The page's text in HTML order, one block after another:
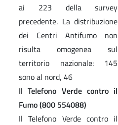
ai 223 della survey
precedente. La distribuzione
dei Centri Antifumo non
risulta omogenea sul
territorio nazionale: 145
sono al nord, 46
Il Telefono Verde contro il
Fumo (800 554088)
Il Telefono Verde contro il